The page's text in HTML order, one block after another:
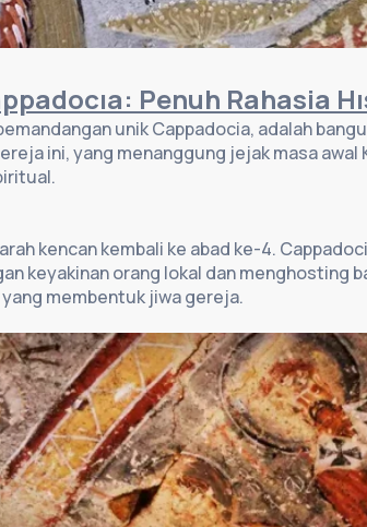
Penuh Rahasia
unik Cappadocia, adalah
ini, yang menanggung jejak masa
kencan kembali ke abad ke-4.
keyakinan orang lokal dan menghosting
membentuk jiwa gereja.